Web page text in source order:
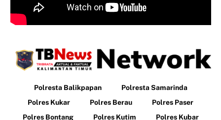
Polresta Balikpapan
Polresta Samarinda
Polres Kukar
Polres Berau
Polres Paser
Polres Bontang
Polres Kutim Polres Kubar